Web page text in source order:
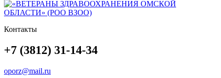
Контакты
+7 (3812) 31-14-34
oporz@mail.ru